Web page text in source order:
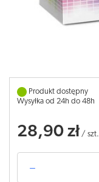
Produkt dostępny
Wysyłka od 24h do 48h
28,90 zł / szt.